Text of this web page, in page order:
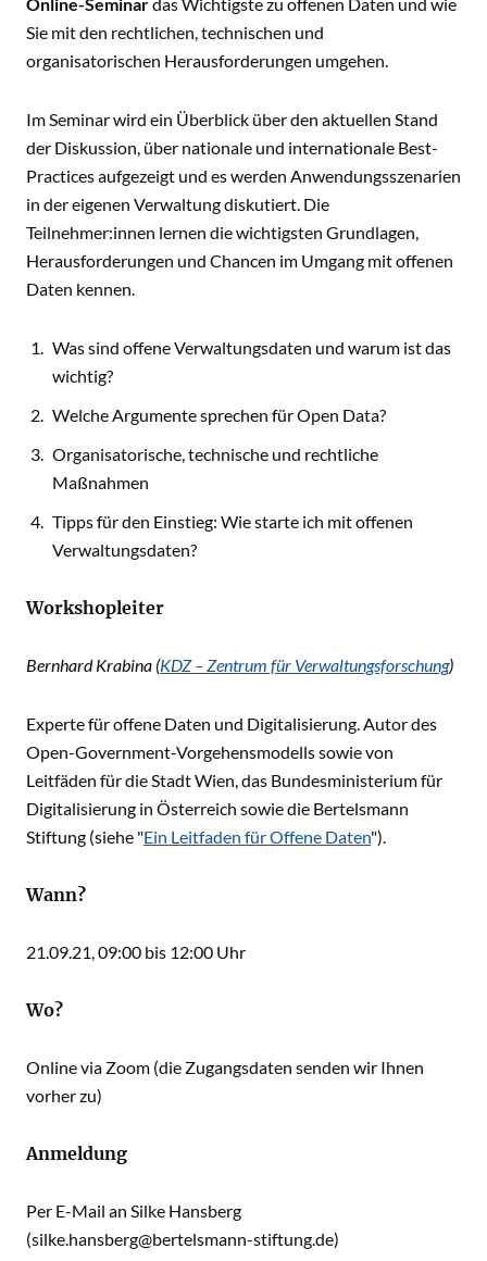
Sie mit den rechtlichen, technischen und
organisatorischen Herausforderungen umgehen.
Im Seminar wird ein Überblick über den aktuellen Stand
der Diskussion, über nationale und internationale Best-
Practices aufgezeigt und es werden Anwendungsszenarien
in der eigenen Verwaltung diskutiert. Die
Teilnehmer:innen lernen die wichtigsten Grundlagen,
Herausforderungen und Chancen im Umgang mit offenen
Daten kennen.
Was sind offene Verwaltungsdaten und warum ist das
wichtig?
Welche Argumente sprechen für Open Data?
Organisatorische, technische und rechtliche
Maßnahmen
Tipps für den Einstieg: Wie starte ich mit offenen
Verwaltungsdaten?
Workshopleiter
Bernhard Krabina (KDZ – Zentrum für Verwaltungsforschung)
Experte für offene Daten und Digitalisierung. Autor des
Open-Government-Vorgehensmodells sowie von
Leitfäden für die Stadt Wien, das Bundesministerium für
Digitalisierung in Österreich sowie die Bertelsmann
Stiftung (siehe "Ein Leitfaden für Offene Daten").
Wann?
21.09.21, 09:00 bis 12:00 Uhr
Wo?
Online via Zoom (die Zugangsdaten senden wir Ihnen
vorher zu)
Anmeldung
Per E-Mail an Silke Hansberg
(silke.hansberg@bertelsmann-stiftung.de)